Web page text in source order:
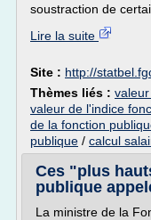
soustraction de
Lire la suite
Site : http://
Thèmes liés :
valeur de l'indice
de la fonction
publique / calcul
Ces "plus
publique
La ministre de la